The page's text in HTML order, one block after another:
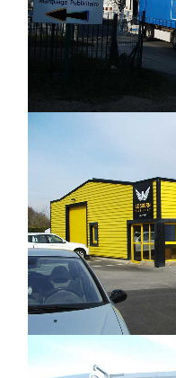
LE
Marquage